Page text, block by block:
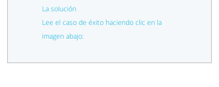
La solución
Lee el caso de éxito haciendo clic en la
imagen abajo: